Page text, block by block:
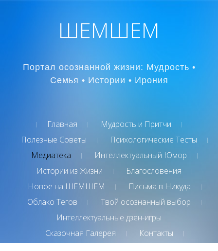
ШЕМШЕМ
Портал осознанной жизни: Мудрость •
Семья • Истории • Ирония
Главная
Мудрость и Притчи
Полезные Советы
Психологические Тесты
Медиатека
Интеллектуальный Юмор
Истории из Жизни
Благословения
Новое на ШЕМШЕМ
Письма в Никуда
Облако Тегов
Твой осознанный выбор
Интеллектуальные дзен-игры
Сказочная Галерея
Контакты